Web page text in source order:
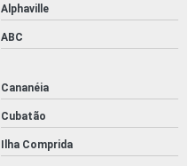
Alphaville
ABC
Cananéia
Cubatão
Ilha Comprida